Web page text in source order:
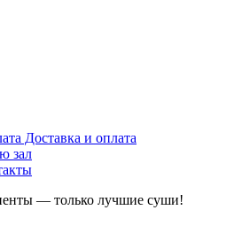
Доставка и оплата
зал
— только лучшие суши!